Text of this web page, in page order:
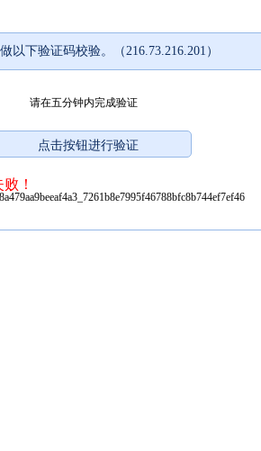
以下验证码校验。（216.73.216.201）
请在五分钟内完成验证
！